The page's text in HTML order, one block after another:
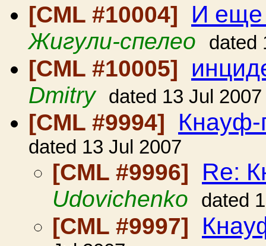
[CML #10004] И еще
Жигули-спелео dated
[CML #10005]
Dmitry dated 13 Jul 2007
[CML #9994] Кнауф-
dated 13 Jul 2007
[CML #9996] Re:
Udovichenko dated
[CML #9997]